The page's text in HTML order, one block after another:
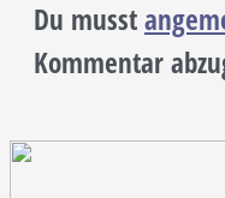
Du musst
Kommentar